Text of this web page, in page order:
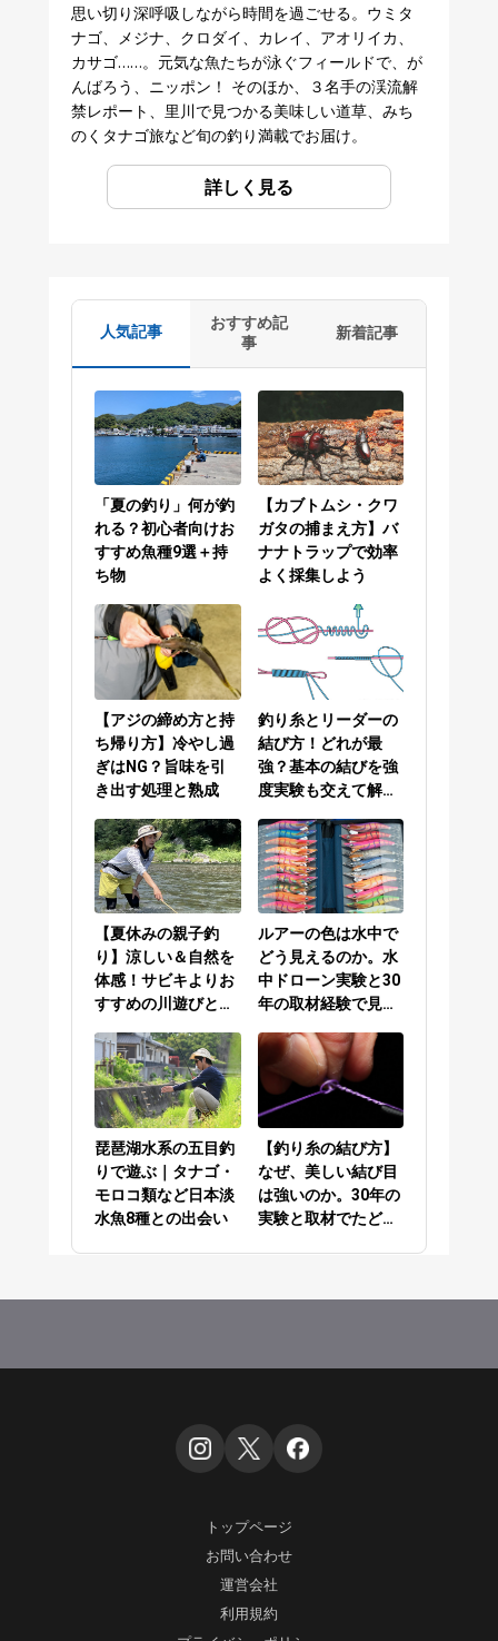
思い切り深呼吸しながら時間を過ごせる。ウミタ
ナゴ、メジナ、クロダイ、カレイ、アオリイカ、
カサゴ……。元気な魚たちが泳ぐフィールドで、が
んばろう、ニッポン！ そのほか、３名手の渓流解
禁レポート、里川で見つかる美味しい道草、みち
のくタナゴ旅など旬の釣り満載でお届け。
詳しく見る
人気記事
おすすめ記
事
新着記事
「夏の釣り」何が釣
れる？初心者向けお
すすめ魚種9選＋持
ち物
【カブトムシ・クワ
ガタの捕まえ方】バ
ナナトラップで効率
よく採集しよう
【アジの締め方と持
ち帰り方】冷やし過
ぎはNG？旨味を引
き出す処理と熟成
釣り糸とリーダーの
結び方！どれが最
強？基本の結びを強
度実験も交えて解説
ーの結び方編
【夏休みの親子釣
り】涼しい＆自然を
体感！サビキよりお
すすめの川遊びと
ルアーの色は水中で
どう見えるのか。水
中ドローン実験と30
年の取材経験で見え
琵琶湖水系の五目釣
りで遊ぶ｜タナゴ・
モロコ類など日本淡
水魚8種との出会い
【釣り糸の結び方】
なぜ、美しい結び目
は強いのか。30年の
実験と取材でたどり
トップページ
お問い合わせ
運営会社
利用規約